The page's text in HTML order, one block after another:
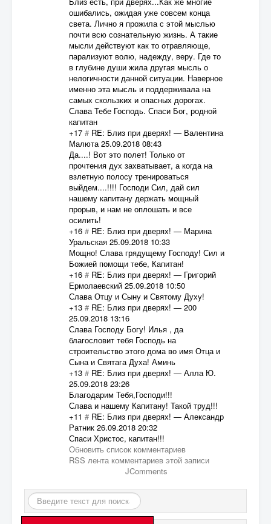
ошибались, ожидая уже совсем конца
света. Лично я прожила с этой мыслью
почти всю сознательную жизнь. А такие
мысли действуют как то отравляюще,
парализуют волю, надежду, веру. Где то
в глубине души жила другая мысль о
нелогичности данной ситуации. Наверное
именно эта мысль и поддерживала на
самых скользких и опасных дорогах.
Слава Тебе Господь. Спаси Бог, родной
капитан
+17 # RE: Близ при дверях! — Валентина
Малюта 25.09.2018 08:43
Да....! Вот это полет! Только от
прочтения дух захватывает, а когда на
взлетную полосу тренироваться
выйдем....!!!! Господи Сил, дай сил
нашему капитану держать мощный
прорыв, и нам не оплошать и все
осилить!
+16 # RE: Близ при дверях! — Марина
Уральская 25.09.2018 10:33
Мощно! Слава грядущему Господу! Сил и
Божией помощи тебе, Капитан!
+16 # RE: Близ при дверях! — Григорий
Ермолаевский 25.09.2018 10:50
Слава Отцу и Сыну и Святому Духу!
+13 # RE: Близ при дверях! — 200
25.09.2018 13:16
Слава Господу Богу! Илья , да
благословит тебя Господь на
строительство этого дома во имя Отца и
Сына и Святага Духа! Аминь
+13 # RE: Близ при дверях! — Алла Ю.
25.09.2018 23:26
Благодарим Тебя,Господи!!!
Слава и нашему Капитану! Такой труд!!!
+11 # RE: Близ при дверях! — Александр
Ратник 26.09.2018 20:32
Спаси Христос, капитан!!!
Обновить список комментариев
RSS лента комментариев этой записи
JComments
Искать...